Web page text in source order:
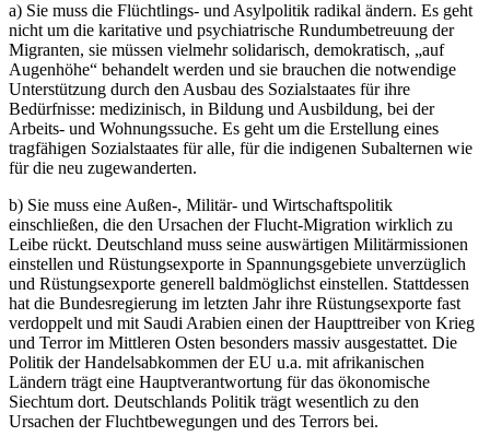
a) Sie muss die Flüchtlings- und Asylpolitik radikal ändern. Es geht
nicht um die karitative und psychiatrische Rundumbetreuung der
Migranten, sie müssen vielmehr solidarisch, demokratisch, „auf
Augenhöhe“ behandelt werden und sie brauchen die notwendige
Unterstützung durch den Ausbau des Sozialstaates für ihre
Bedürfnisse: medizinisch, in Bildung und Ausbildung, bei der
Arbeits- und Wohnungssuche. Es geht um die Erstellung eines
tragfähigen Sozialstaates für alle, für die indigenen Subalternen wie
für die neu zugewanderten.
b) Sie muss eine Außen-, Militär- und Wirtschaftspolitik
einschließen, die den Ursachen der Flucht-Migration wirklich zu
Leibe rückt. Deutschland muss seine auswärtigen Militärmissionen
einstellen und Rüstungsexporte in Spannungsgebiete unverzüglich
und Rüstungsexporte generell baldmöglichst einstellen. Stattdessen
hat die Bundesregierung im letzten Jahr ihre Rüstungsexporte fast
verdoppelt und mit Saudi Arabien einen der Haupttreiber von Krieg
und Terror im Mittleren Osten besonders massiv ausgestattet. Die
Politik der Handelsabkommen der EU u.a. mit afrikanischen
Ländern trägt eine Hauptverantwortung für das ökonomische
Siechtum dort. Deutschlands Politik trägt wesentlich zu den
Ursachen der Fluchtbewegungen und des Terrors bei.